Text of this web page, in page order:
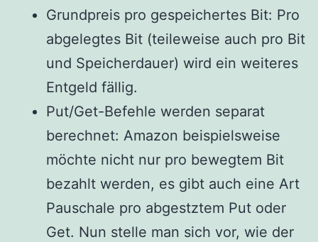
Grundpreis pro gespeichertes Bit: Pro
abgelegtes Bit (teileweise auch pro Bit
und Speicherdauer) wird ein weiteres
Entgeld fällig.
Put/Get-Befehle werden separat
berechnet: Amazon beispielsweise
möchte nicht nur pro bewegtem Bit
bezahlt werden, es gibt auch eine Art
Pauschale pro abgestztem Put oder
Get. Nun stelle man sich vor, wie der